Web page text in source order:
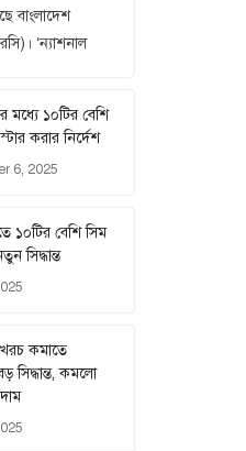
বাংলাদেশ
‘ন্যাশনাল
মধ্যে ১০টির বেশি
করার নির্দেশ
6, 2025
১০টির বেশি সিম
সিদ্ধান্ত
খরচ কমাতে
সিদ্ধান্ত, কমলো